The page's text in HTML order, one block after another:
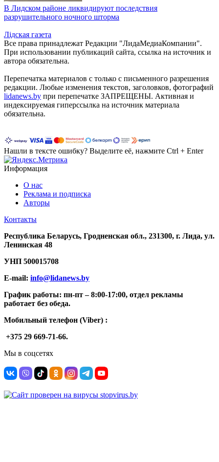
В Лидском районе ликвидируют последствия
разрушительного ночного шторма
Лiдская газета
Все права принадлежат Редакции "ЛидаМедиаКомпании".
При использовании публикаций сайта, ссылка на источник и
автора обязательна.
Перепечатка материалов c только с письменного разрешения
редакции. Любые изменения текстов, заголовков, фотографий
lidanews.by при перепечатке ЗАПРЕЩЕНЫ. Активная и
индексируемая гиперссылка на источник материала
обязательна.
Нашли в тексте ошибку? Выделите её, нажмите Ctrl + Enter
Информация
О нас
Реклама и подписка
Авторы
Контакты
Республика Беларусь, Гродненская обл., 231300, г. Лида, ул.
Ленинская 48
УНП 500015708
E-mail: info@lidanews.by
График работы: пн-пт –8:00-17:00, отдел рекламы
работает без обеда.
Мобильный телефон (Viber) :
+375 29 669-71-66.
Мы в соцсетях